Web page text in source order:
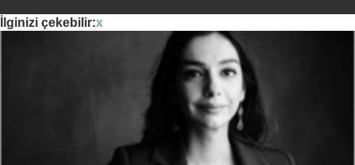
İlginizi çekebilir:x